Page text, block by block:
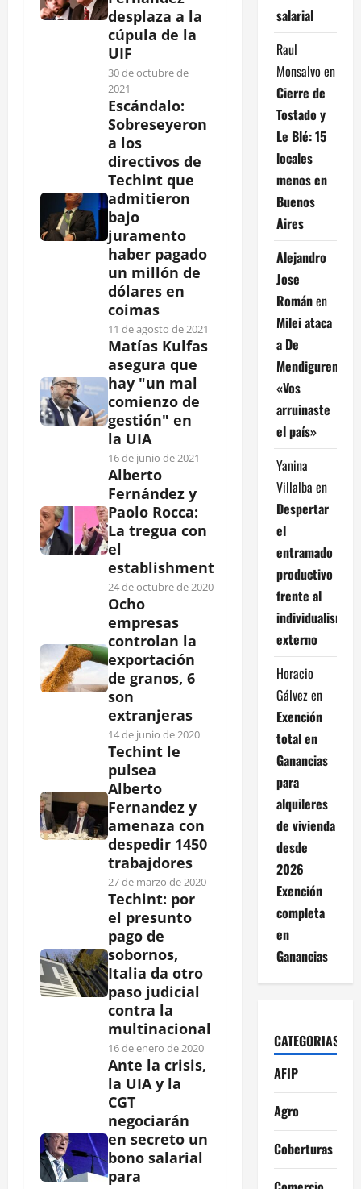
desplaza a la
cúpula de la
UIF
30 de octubre de
2021
Escándalo:
Sobreseyeron
a los
directivos de
Techint que
admitieron
bajo
juramento
haber pagado
un millón de
dólares en
coimas
11 de agosto de 2021
Matías Kulfas
asegura que
hay "un mal
comienzo de
gestión" en
la UIA
16 de junio de 2021
Alberto
Fernández y
Paolo Rocca:
La tregua con
el
establishment
24 de octubre de 2020
Ocho
empresas
controlan la
exportación
de granos, 6
son
extranjeras
14 de junio de 2020
Techint le
pulsea
Alberto
Fernandez y
amenaza con
despedir 1450
trabajdores
27 de marzo de 2020
Techint: por
el presunto
pago de
sobornos,
Italia da otro
paso judicial
contra la
multinacional
16 de enero de 2020
Ante la crisis,
la UIA y la
CGT
negociarán
en secreto un
bono salarial
para
salarial
Raul
Monsalvo en
Cierre de
Tostado y
Le Blé: 15
locales
menos en
Buenos
Aires
Alejandro
Jose
Románen
Milei ataca
a De
Mendiguren:
«Vos
arruinaste
el país»
Yanina
Villalba en
Despertar
el
entramado
productivo
frente al
individualismo
externo
Horacio
Gálvezen
Exención
total en
Ganancias
para
alquileres
de vivienda
desde
2026
Exención
completa
en
Ganancias
CATEGORIAS
AFIP
Agro
Coberturas